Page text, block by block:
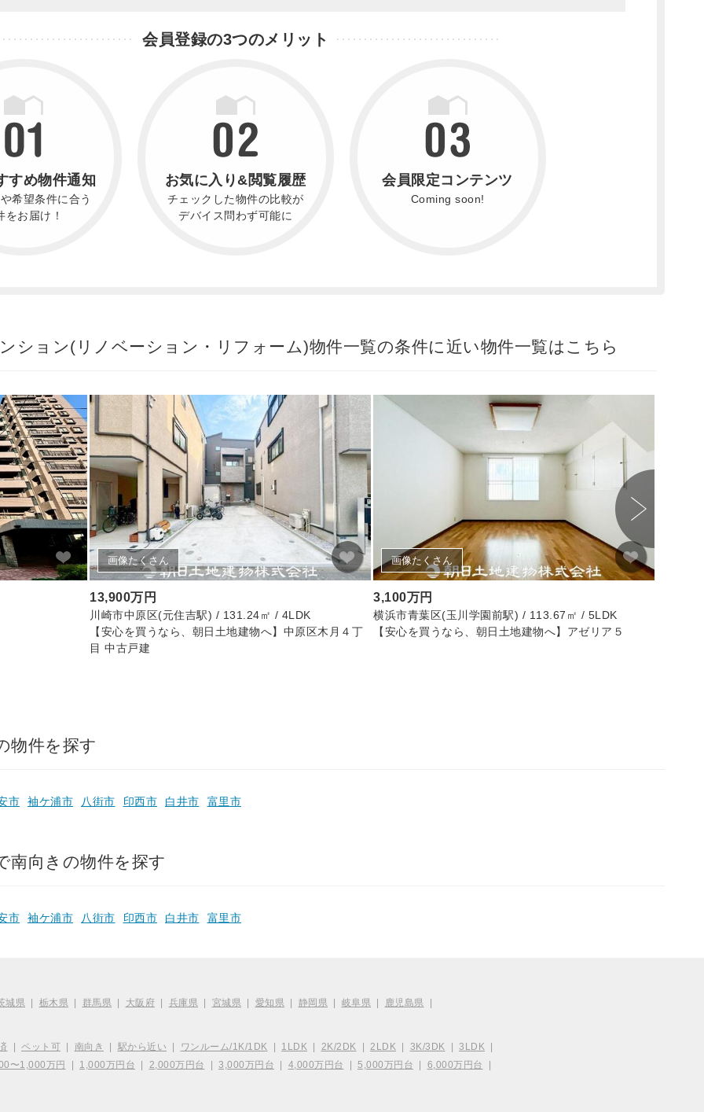
会員登録の3つのメリット
すめ物件通知
希望条件に合う
をお届け！
お気に入り&閲覧履歴
チェックした物件の比較が
デバイス問わず可能に
会員限定コンテンツ
Coming soon!
ション(リノベーション・リフォーム)物件一覧の条件に近い物件一覧はこちら
画像たくさん
13,900万円
川崎市中原区(元住吉駅) / 131.24㎡ / 4LDK
【安心を買うなら、朝日土地建物へ】中原区木月４丁
目 中古戸建
画像たくさん
3,100万円
横浜市青葉区(玉川学園前駅) / 113.67㎡ / 5LDK
【安心を買うなら、朝日土地建物へ】アゼリア５
物件を探す
市 袖ケ浦市 八街市 印西市 白井市 富里市
南向きの物件を探す
市 袖ケ浦市 八街市 印西市 白井市 富里市
城県 栃木県 群馬県 大阪府 兵庫県 宮城県 愛知県 静岡県 岐阜県 鹿児島県
ペット可 南向き 駅から近い ワンルーム/1K/1DK 1LDK 2K/2DK 2LDK 3K/3DK 3LDK
〜1,000万円 1,000万円台 2,000万円台 3,000万円台 4,000万円台 5,000万円台 6,000万円台